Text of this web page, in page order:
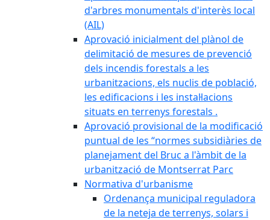
d'arbres monumentals d'interès local
(AIL)
Aprovació inicialment del plànol de
delimitació de mesures de prevenció
dels incendis forestals a les
urbanitzacions, els nuclis de població,
les edificacions i les instal·lacions
situats en terrenys forestals .
Aprovació provisional de la modificació
puntual de les “normes subsidiàries de
planejament del Bruc a l'àmbit de la
urbanització de Montserrat Parc
Normativa d'urbanisme
Ordenança municipal reguladora
de la neteja de terrenys, solars i